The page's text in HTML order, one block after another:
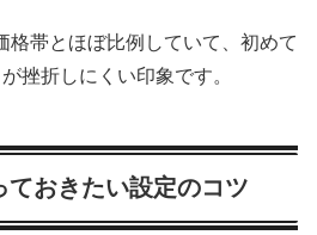
格帯とほぼ比例していて、初めて
挫折しにくい印象です。
ておきたい設定のコツ